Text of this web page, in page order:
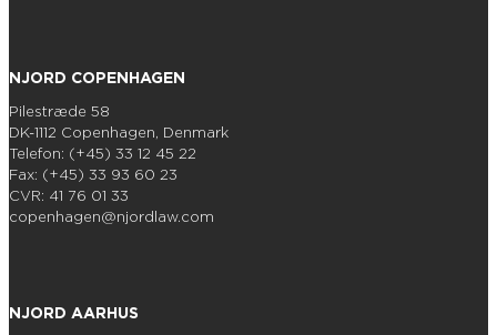
NJORD COPENHAGEN
Pilestræde 58
DK-1112 Copenhagen, Denmark
Telefon: (+45) 33 12 45 22
Fax: (+45) 33 93 60 23
CVR: 41 76 01 33
copenhagen@njordlaw.com
NJORD AARHUS